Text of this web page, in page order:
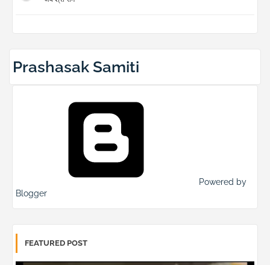
Prashasak Samiti
Powered by
Blogger
FEATURED POST